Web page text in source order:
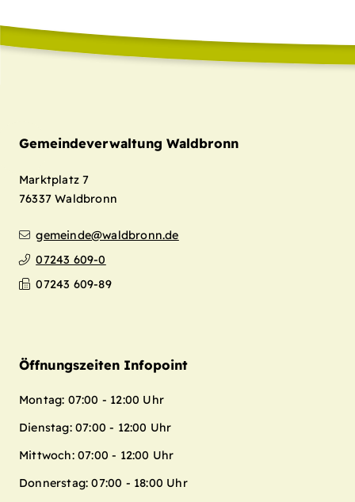
Gemeindeverwaltung Waldbronn
Marktplatz 7
76337 Waldbronn
gemeinde@waldbronn.de
07243 609-0
07243 609-89
Öffnungszeiten Infopoint
Montag: 07:00 - 12:00 Uhr
Dienstag: 07:00 - 12:00 Uhr
Mittwoch: 07:00 - 12:00 Uhr
Donnerstag: 07:00 - 18:00 Uhr